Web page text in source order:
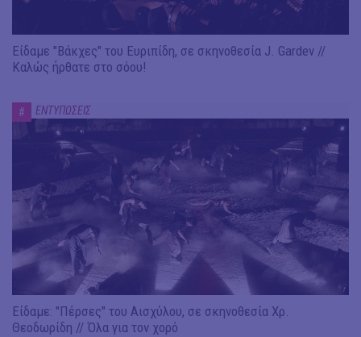
Είδαμε "Βάκχες" του Ευριπίδη, σε σκηνοθεσία J. Gardev //
Καλώς ήρθατε στο σόου!
# ΕΝΤΥΠΩΣΕΙΣ
Είδαμε: "Πέρσες" του Αισχύλου, σε σκηνοθεσία Χρ.
Θεοδωρίδη // Όλα για τον χορό